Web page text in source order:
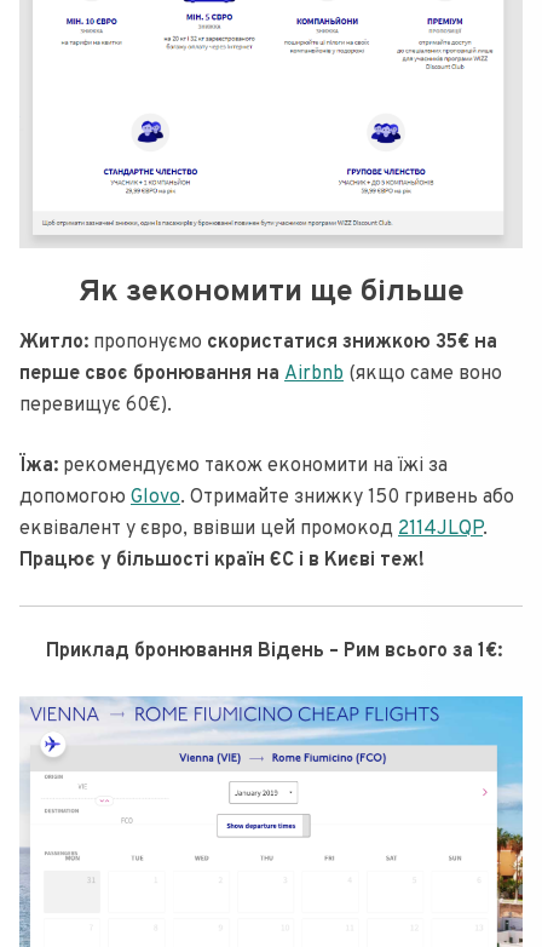
Як зекономити ще більше
Житло: пропонуємо скористатися знижкою 35€ на
перше своє бронювання на Airbnb (якщо саме воно
перевищує 60€).
Їжа: рекомендуємо також економити на їжі за
допомогою Glovo. Отримайте знижку 150 гривень або
еквівалент у євро, ввівши цей промокод 2114JLQP.
Працює у більшості країн ЄС і в Києві теж!
Приклад бронювання Відень – Рим всього за 1€: